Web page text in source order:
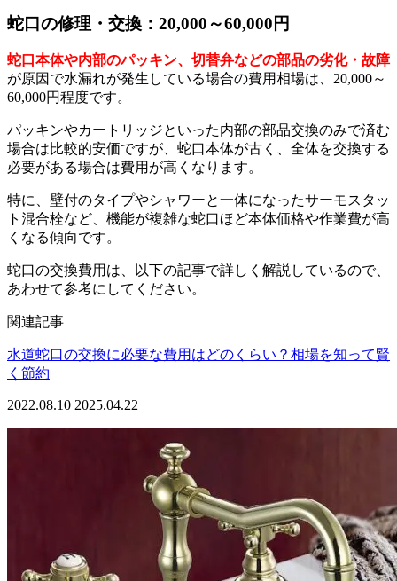
蛇口の修理・交換：20,000～60,000円
蛇口本体や内部のパッキン、切替弁などの部品の劣化・故障
が原因で水漏れが発生している場合の費用相場は、20,000～
60,000円程度です。
パッキンやカートリッジといった内部の部品交換のみで済む
場合は比較的安価ですが、蛇口本体が古く、全体を交換する
必要がある場合は費用が高くなります。
特に、壁付のタイプやシャワーと一体になったサーモスタッ
ト混合栓など、機能が複雑な蛇口ほど本体価格や作業費が高
くなる傾向です。
蛇口の交換費用は、以下の記事で詳しく解説しているので、
あわせて参考にしてください。
関連記事
水道蛇口の交換に必要な費用はどのくらい？相場を知って賢
く節約
2022.08.10 2025.04.22